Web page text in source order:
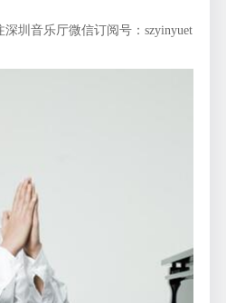
圳音乐厅微信订阅号：szyinyuet